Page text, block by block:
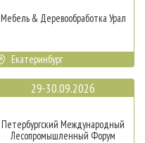
Мебель & Деревообработка Урал
Екатеринбург
29-30.09.2026
Петербургский Международный
Лесопромышленный Форум